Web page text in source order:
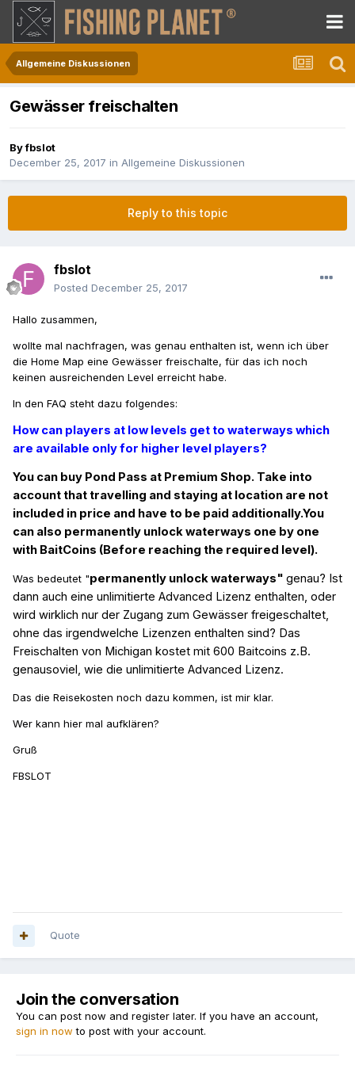
Allgemeine Diskussionen
Gewässer freischalten
Byfbslot
December 25, 2017 in Allgemeine Diskussionen
Reply to this topic
fbslot
Posted December 25, 2017
Hallo zusammen,
wollte mal nachfragen, was genau enthalten ist, wenn ich über
die Home Map eine Gewässer freischalte, für das ich noch
keinen ausreichenden Level erreicht habe.
In den FAQ steht dazu folgendes:
How can players at low levels get to waterways which
are available only for higher level players?
You can buy Pond Pass at Premium Shop. Take into
account that travelling and staying at location are not
included in price and have to be paid additionally.You
can also permanently unlock waterways one by one
with BaitCoins (Before reaching the required level).
Was bedeutet "permanently unlock waterways" genau? Ist
dann auch eine unlimitierte Advanced Lizenz enthalten, oder
wird wirklich nur der Zugang zum Gewässer freigeschaltet,
ohne das irgendwelche Lizenzen enthalten sind? Das
Freischalten von Michigan kostet mit 600 Baitcoins z.B.
genausoviel, wie die unlimitierte Advanced Lizenz.
Das die Reisekosten noch dazu kommen, ist mir klar.
Wer kann hier mal aufklären?
Gruß
FBSLOT
Quote
Join the conversation
You can post now and register later. If you have an account,
sign in now to post with your account.